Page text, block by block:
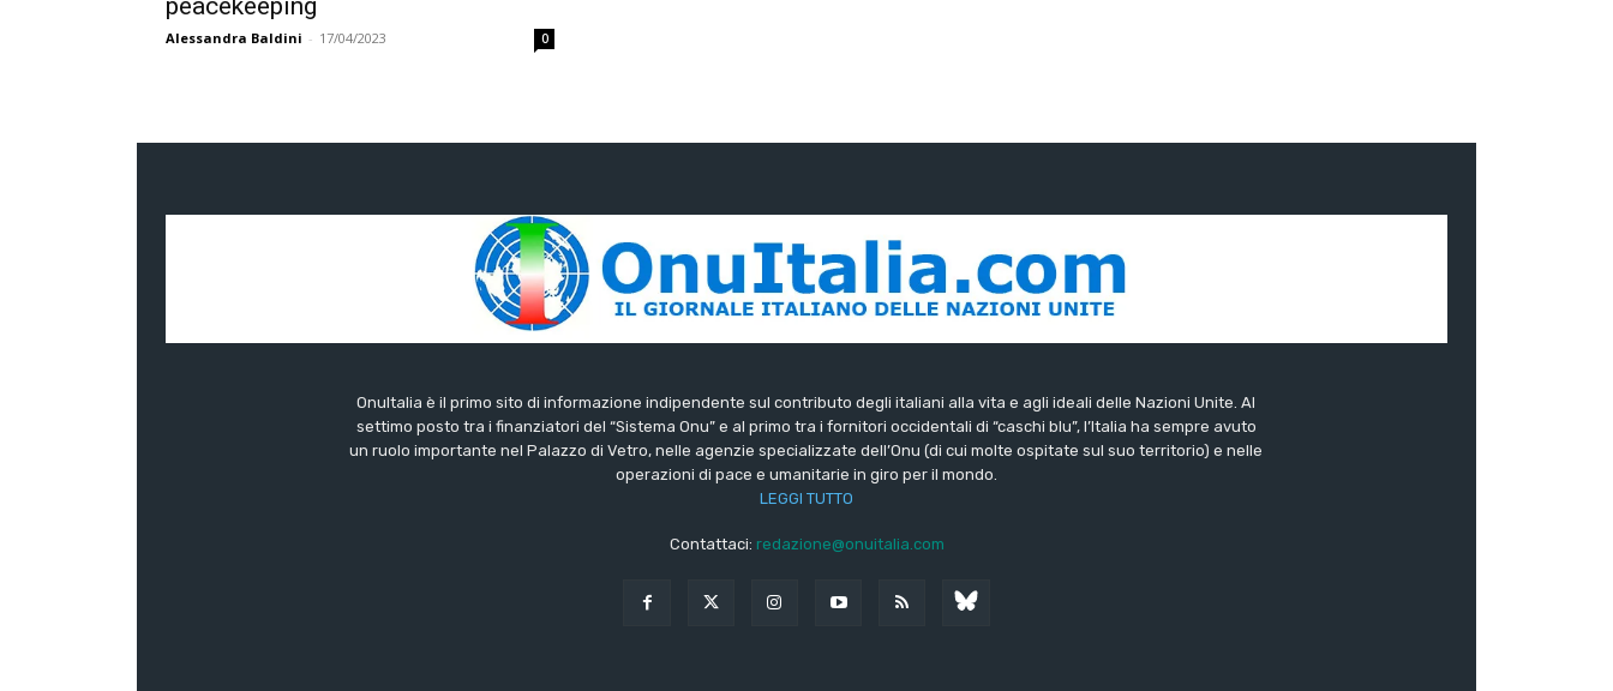
peacekeeping
Alessandra Baldini - 17/04/2023 0
OnuItalia è il primo sito di informazione indipendente sul contributo degli italiani alla vita e agli ideali delle Nazioni Unite. Al
settimo posto tra i finanziatori del “Sistema Onu” e al primo tra i fornitori occidentali di “caschi blu”, l’Italia ha sempre avuto
un ruolo importante nel Palazzo di Vetro, nelle agenzie specializzate dell’Onu (di cui molte ospitate sul suo territorio) e nelle
operazioni di pace e umanitarie in giro per il mondo.
LEGGI TUTTO
Contattaci: redazione@onuitalia.com